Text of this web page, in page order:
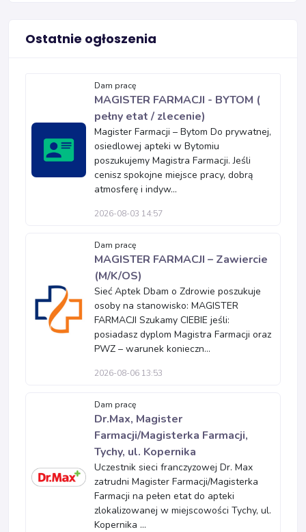
Ostatnie ogłoszenia
Dam pracę
MAGISTER FARMACJI - BYTOM (
pełny etat / zlecenie)
Magister Farmacji – Bytom Do prywatnej,
osiedlowej apteki w Bytomiu
poszukujemy Magistra Farmacji. Jeśli
cenisz spokojne miejsce pracy, dobrą
atmosferę i indyw...
2026-08-03 14:57
Dam pracę
MAGISTER FARMACJI – Zawiercie
(M/K/OS)
Sieć Aptek Dbam o Zdrowie poszukuje
osoby na stanowisko: MAGISTER
FARMACJI Szukamy CIEBIE jeśli:
posiadasz dyplom Magistra Farmacji oraz
PWZ – warunek konieczn...
2026-08-06 13:53
Dam pracę
Dr.Max, Magister
Farmacji/Magisterka Farmacji,
Tychy, ul. Kopernika
Uczestnik sieci franczyzowej Dr. Max
zatrudni Magister Farmacji/Magisterka
Farmacji na pełen etat do apteki
zlokalizowanej w miejscowości Tychy, ul.
Kopernika ...